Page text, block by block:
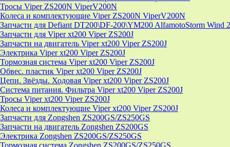
Тросы Viper ZS200N ViperV200N
Колеса и комплектующие Viper ZS200N ViperV200N
Запчасти для Defiant DT200\DF-200\YM200 AlfamotoStorm Wind
Запчасти для Viper xt200 Viper ZS200J
Запчасти на двигатель Viper xt200 Viper ZS200J
Электрика Viper xt200 Viper ZS200J
Тормозная система Viper xt200 Viper ZS200J
Обвес. пластик Viper xt200 Viper ZS200J
Цепи. Звёзды. Ходовая Viper xt200 Viper ZS200J
Система питания. Фильтра Viper xt200 Viper ZS200J
Тросы Viper xt200 Viper ZS200J
Колеса и комплектующие Viper xt200 Viper ZS200J
Запчасти для Zongshen ZS200GS/ZS250GS
Запчасти на двигатель Zongshen ZS200GS
Электрика Zongshen ZS200GS/ZS250GS